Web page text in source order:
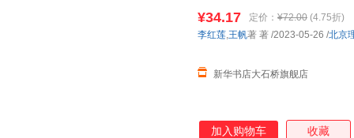
从事光谱检测的科研人员、师
送达！团购优惠咨询：
¥34.17 定价： ¥72.00 (4.75折)
新华书店大石桥旗舰店
李红莲,王帆著 著 /2023-05-26 /北京
加入购物车 收藏